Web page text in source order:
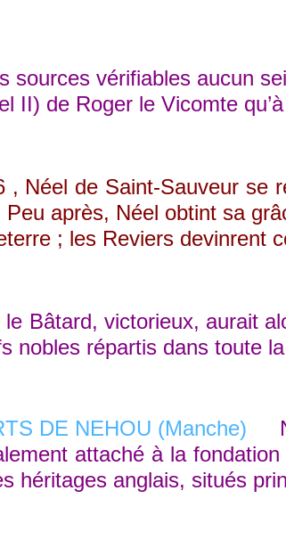
vérifiables aucun
II) de Roger le Vicomte
de Saint-Sauveur se
Peu après, Néel obtint sa
; les Reviers devinrent
Bâtard, victorieux, aurait
nobles répartis dans toute
attaché à la
héritages anglais, situés